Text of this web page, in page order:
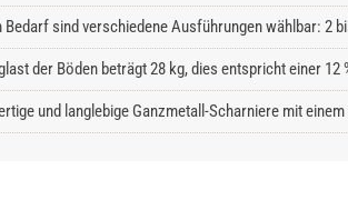
Bedarf sind verschiedene Ausführungen wählbar: 2
der Böden beträgt 28 kg, dies entspricht einer
und langlebige Ganzmetall-Scharniere mit